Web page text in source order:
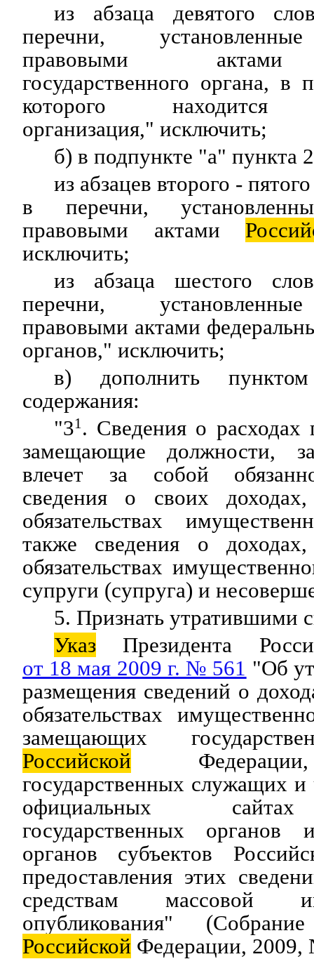
из абзаца девятого
перечни,
правовыми актами
государственного органа, в
которого находится
организация," исключить;
б) в подпункте "а" пункта
из абзацев второго -
в перечни,
правовыми актами
исключить;
из абзаца шестого
перечни,
правовыми актами
органов," исключить;
в) дополнить
содержания:
"31 . Сведения о расходах
замещающие должности,
влечет за собой
сведения о своих
обязательствах
также сведения о
обязательствах
супруги (супруга) и
5. Признать утратившими
Указ Президента
от 18 мая 2009 г. № 561 "Об
размещения сведений о
обязательствах
замещающих
Российской Федерации,
государственных служащих
официальных
государственных органов
органов субъектов
предоставления этих
средствам массовой
опубликования" (Собрание
Российской Федерации, 2009,